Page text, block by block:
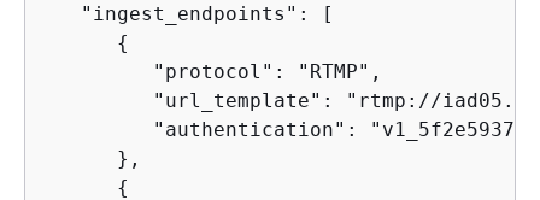
   "ingest_endpoints": [
{
         "protocol": "RTMP",
"url_template": "rtmp://
"authentication":
      },
{